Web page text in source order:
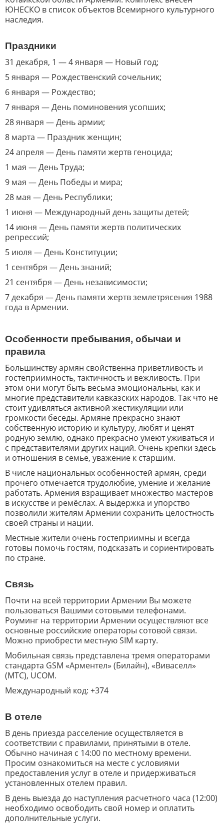
ЮНЕСКО в список объектов Всемирного культурного
наследия.
Праздники
31 декабря, 1 — 4 января — Новый год;
5 января — Рождественский сочельник;
6 января — Рождество;
7 января — День поминовения усопших;
28 января — День армии;
8 марта — Праздник женщин;
24 апреля — День памяти жертв геноцида;
1 мая — День Труда;
9 мая — День Победы и мира;
28 мая — День Республики;
1 июня — Международный день защиты детей;
14 июня — День памяти жертв политических
репрессий;
5 июля — День Конституции;
1 сентября — День знаний;
21 сентября — День независимости;
7 декабря — День памяти жертв землетрясения 1988
года в Армении.
Особенности пребывания, обычаи и
правила
Большинству армян свойственна приветливость и
гостеприимность, тактичность и вежливость. При
этом они могут быть весьма эмоциональны, как и
многие представители кавказских народов. Так что не
стоит удивляться активной жестикуляции или
громкости беседы. Армяне прекрасно знают
собственную историю и культуру, любят и ценят
родную землю, однако прекрасно умеют уживаться и
с представителями других наций. Очень крепки здесь
и отношения в семье, уважение к старшим.
В числе национальных особенностей армян, среди
прочего отмечается трудолюбие, умение и желание
работать. Армения взращивает множество мастеров
в искусстве и ремёслах. А выдержка и упорство
позволили жителям Армении сохранить целостность
своей страны и нации.
Местные жители очень гостеприимны и всегда
готовы помочь гостям, подсказать и сориентировать
по стране.
Связь
Почти на всей территории Армении Вы можете
пользоваться Вашими сотовыми телефонами.
Роуминг на территории Армении осуществляют все
основные российские операторы сотовой связи.
Можно приобрести местную SIM карту.
Мобильная связь представлена тремя операторами
стандарта GSM «Арментел» (Билайн), «Виваселл»
(МТС), UCOM.
Международный код: +374
В отеле
В день приезда расселение осуществляется в
соответствии с правилами, принятыми в отеле.
Обычно начиная с 14:00 по местному времени.
Просим ознакомиться на месте с условиями
предоставления услуг в отеле и придерживаться
установленных отелем правил.
В день выезда до наступления расчетного часа (12:00)
необходимо освободить свой номер и оплатить
дополнительные услуги.